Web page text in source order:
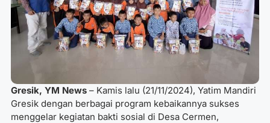
Gresik, YM News – Kamis lalu (21/11/2024), Yatim Mandiri
Gresik dengan berbagai program kebaikannya sukses
menggelar kegiatan bakti sosial di Desa Cermen,